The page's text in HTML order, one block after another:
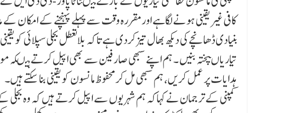
کافی غیریقینی ہونے لگاہے اورمقررہ وقت سے پہلے پہنچنے کے امکا ن کے
بنیادی ڈھانچے کی دیکھ بھال تیزکردی ہے تاکہ بلاتعطل بجلی سپلائی کو
تیاریاںپختہ بنیں ۔ ہم اپنے سبھی صارفین سے بھی اپیل کرتے ہیںکہ
ہدایات پر عمل کریں، ہم سبھی مل کرمحفوظ مانسون کو یقینی بنا سکتے ہیں۔
کمپنی کے ترجمان نے کہاکہ ہم شہریوں سے اپیل کرتے ہیں کہ وہ بجلی